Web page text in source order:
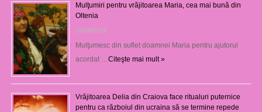
Mulţumiri pentru vrăjitoarea Maria, cea mai bună din
Oltenia
10/08/2026
Mulţumesc din suflet doamnei Maria pentru ajutorul
acordat … Citeşte mai mult »
Vrăjitoarea Delia din Craiova face ritualuri puternice
pentru ca războiul din ucraina să se termine repede